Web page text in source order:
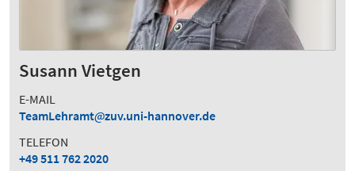
Susann Vietgen
E-MAIL
TeamLehramt
zuv.uni-hannover.de
TELEFON
+49 511 762 2020